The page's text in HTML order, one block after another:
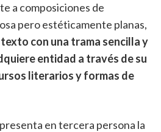
a composiciones de
pero estéticamente planas,
con una trama sencilla y
entidad a través de su
literarios y formas de
en tercera persona la